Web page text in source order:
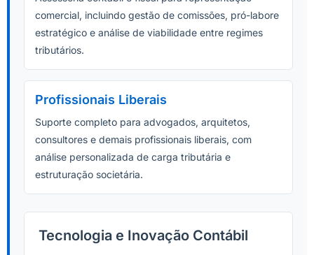
comercial, incluindo gestão de comissões, pró-labore
estratégico e análise de viabilidade entre regimes
tributários.
Profissionais Liberais
Suporte completo para advogados, arquitetos,
consultores e demais profissionais liberais, com
análise personalizada de carga tributária e
estruturação societária.
Tecnologia e Inovação Contábil